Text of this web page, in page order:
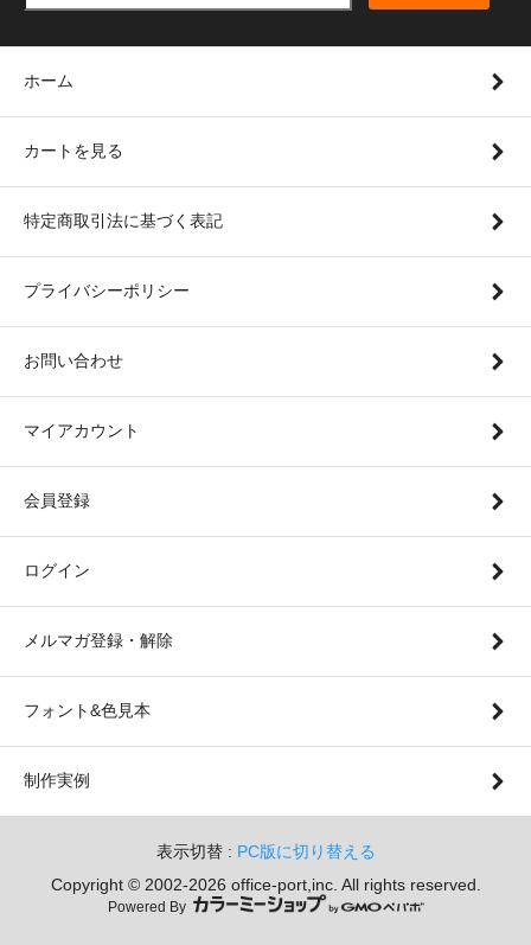
ホーム
カートを見る
特定商取引法に基づく表記
プライバシーポリシー
お問い合わせ
マイアカウント
会員登録
ログイン
メルマガ登録・解除
フォント&色見本
制作実例
表示切替 : PC版に切り替える
Copyright © 2002-2026 office-port,inc. All rights reserved.
Powered By